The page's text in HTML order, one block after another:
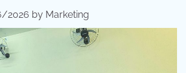
2026 by Marketing